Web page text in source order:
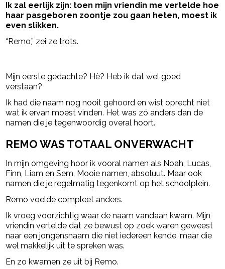
Ik zal eerlijk zijn: toen mijn vriendin me vertelde hoe
haar pasgeboren zoontje zou gaan heten, moest ik
even slikken.
“Remo,” zei ze trots.
Mijn eerste gedachte? Hè? Heb ik dat wel goed
verstaan?
Ik had die naam nog nooit gehoord en wist oprecht niet
wat ik ervan moest vinden. Het was zó anders dan de
namen die je tegenwoordig overal hoort.
REMO WAS TOTAAL ONVERWACHT
In mijn omgeving hoor ik vooral namen als Noah, Lucas,
Finn, Liam en Sem. Mooie namen, absoluut. Maar ook
namen die je regelmatig tegenkomt op het schoolplein.
Remo voelde compleet anders.
Ik vroeg voorzichtig waar de naam vandaan kwam. Mijn
vriendin vertelde dat ze bewust op zoek waren geweest
naar een jongensnaam die niet iedereen kende, maar die
wel makkelijk uit te spreken was.
En zo kwamen ze uit bij Remo.